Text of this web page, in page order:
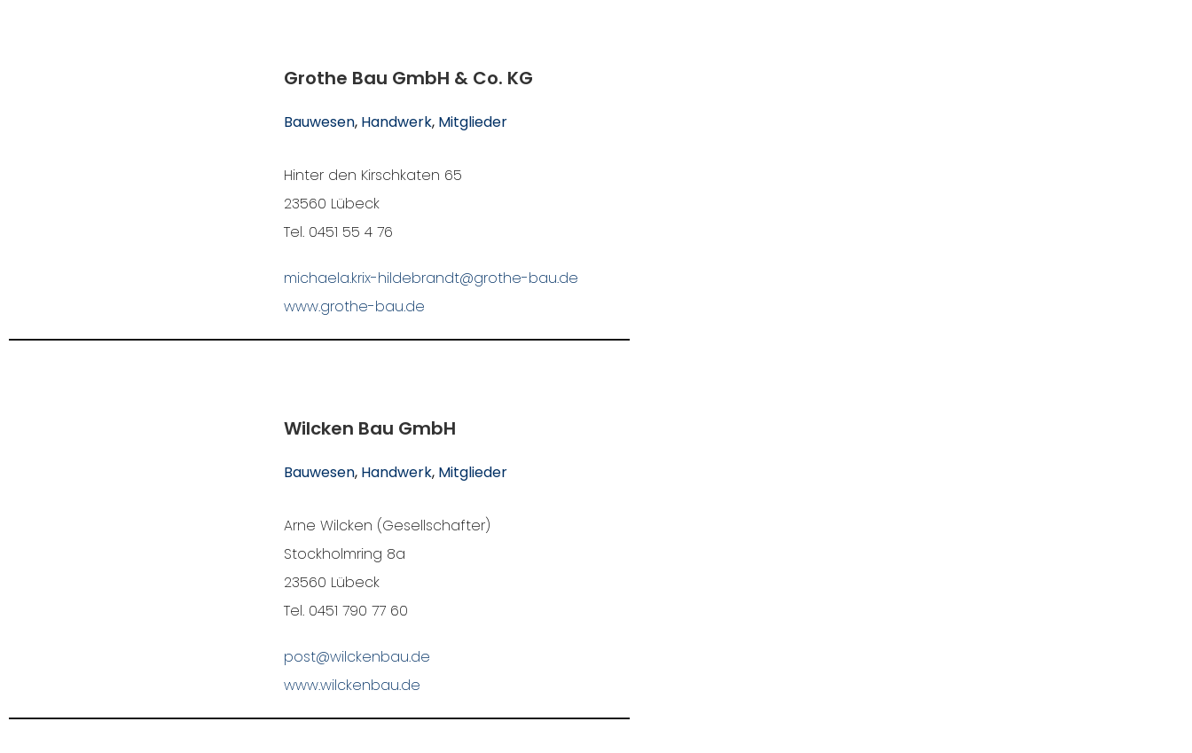
Grothe Bau GmbH & Co. KG
Bauwesen, Handwerk, Mitglieder
Hinter den Kirschkaten 65
23560 Lübeck
Tel. 0451 55 4 76
michaela.krix-hildebrandt@grothe-bau.de
www.grothe-bau.de
Wilcken Bau GmbH
Bauwesen, Handwerk, Mitglieder
Arne Wilcken (Gesellschafter)
Stockholmring 8a
23560 Lübeck
Tel. 0451 790 77 60
post@wilckenbau.de
www.wilckenbau.de